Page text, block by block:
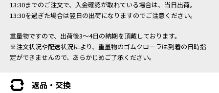
13:30までのご注文で、入金確認が取れている場合は、当日出荷。
13:30を過ぎた場合は翌日の出荷になりますのでご注意ください。
重量物ですので、出荷後3～4日の納期を頂戴しております。
※注文状況や配送状況により、重量物のゴムクローラは到着の日時指
定ができませんので、あらかじめご了承ください。
返品・交換